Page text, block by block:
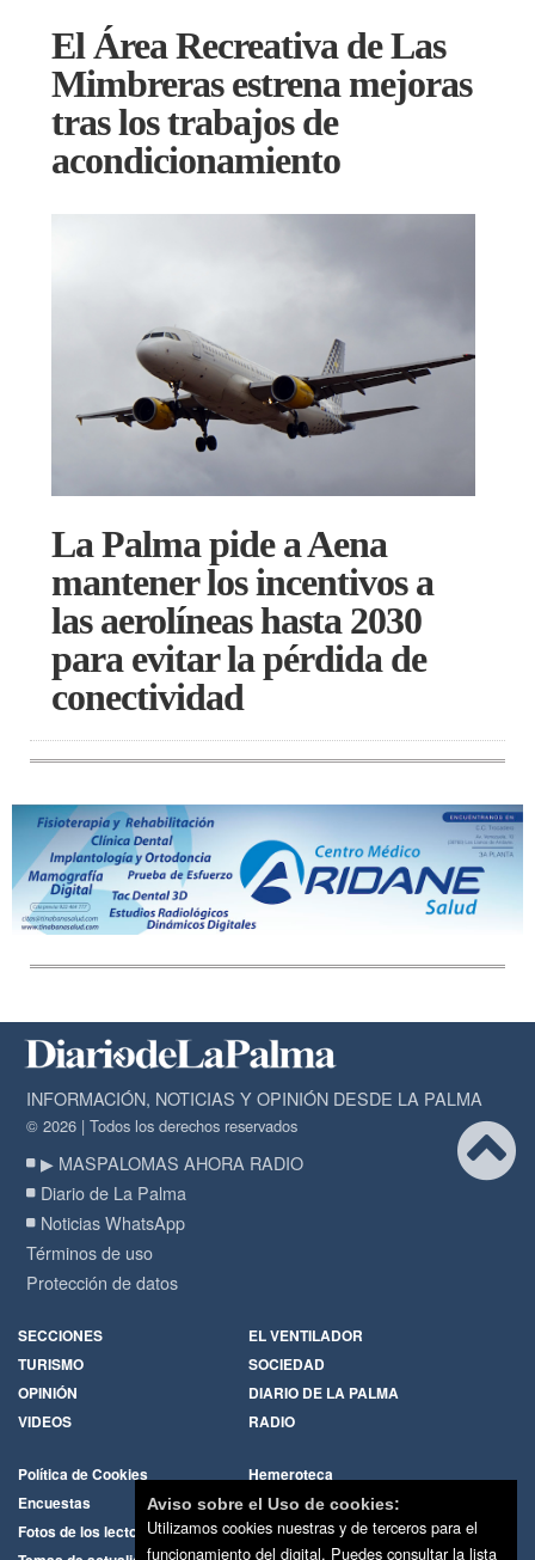
El Área Recreativa de Las
Mimbreras estrena mejoras
tras los trabajos de
acondicionamiento
La Palma pide a Aena
mantener los incentivos a
las aerolíneas hasta 2030
para evitar la pérdida de
conectividad
INFORMACIÓN, NOTICIAS Y OPINIÓN DESDE LA PALMA
© 2026 | Todos los derechos reservados
▶ MASPALOMAS AHORA RADIO
Diario de La Palma
Noticias WhatsApp
Términos de uso
Protección de datos
SECCIONES
EL VENTILADOR
TURISMO
SOCIEDAD
OPINIÓN
DIARIO DE LA PALMA
VIDEOS
RADIO
Política de Cookies
Hemeroteca
Encuestas
Cartas de los lectores
Fotos de los lectores
Galerías de imágenes
Aviso sobre el Uso de cookies:
Utilizamos cookies nuestras y de terceros para el
funcionamiento del digital. Puedes consultar la lista